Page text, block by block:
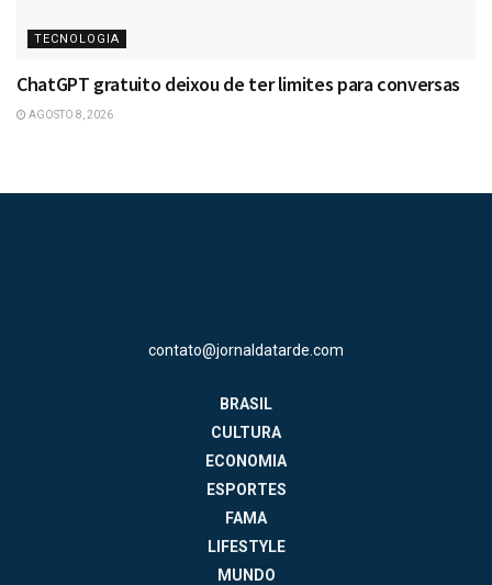
TECNOLOGIA
ChatGPT gratuito deixou de ter limites para conversas
AGOSTO 8, 2026
contato@jornaldatarde.com
BRASIL
CULTURA
ECONOMIA
ESPORTES
FAMA
LIFESTYLE
MUNDO